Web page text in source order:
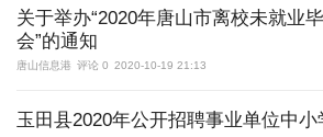
关于举办“2020年唐山市离校未就业
会”的通知
唐山信息港 评论 0 2020-10-19 21:13
玉田县2020年公开招聘事业单位中